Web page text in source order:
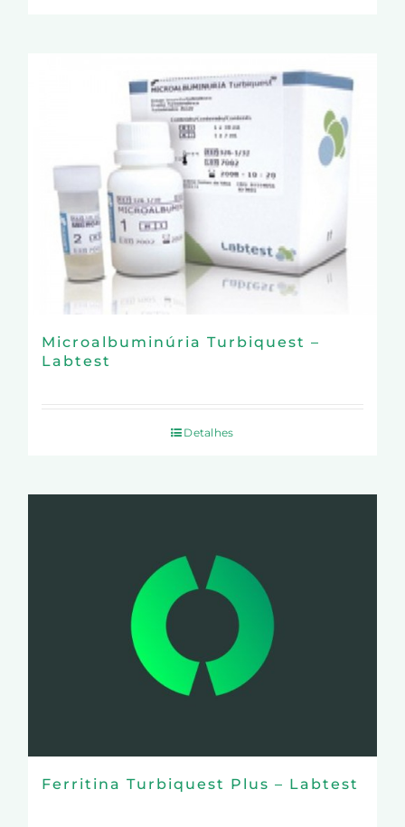
Microalbuminúria Turbiquest –
Labtest
Detalhes
Ferritina Turbiquest Plus – Labtest